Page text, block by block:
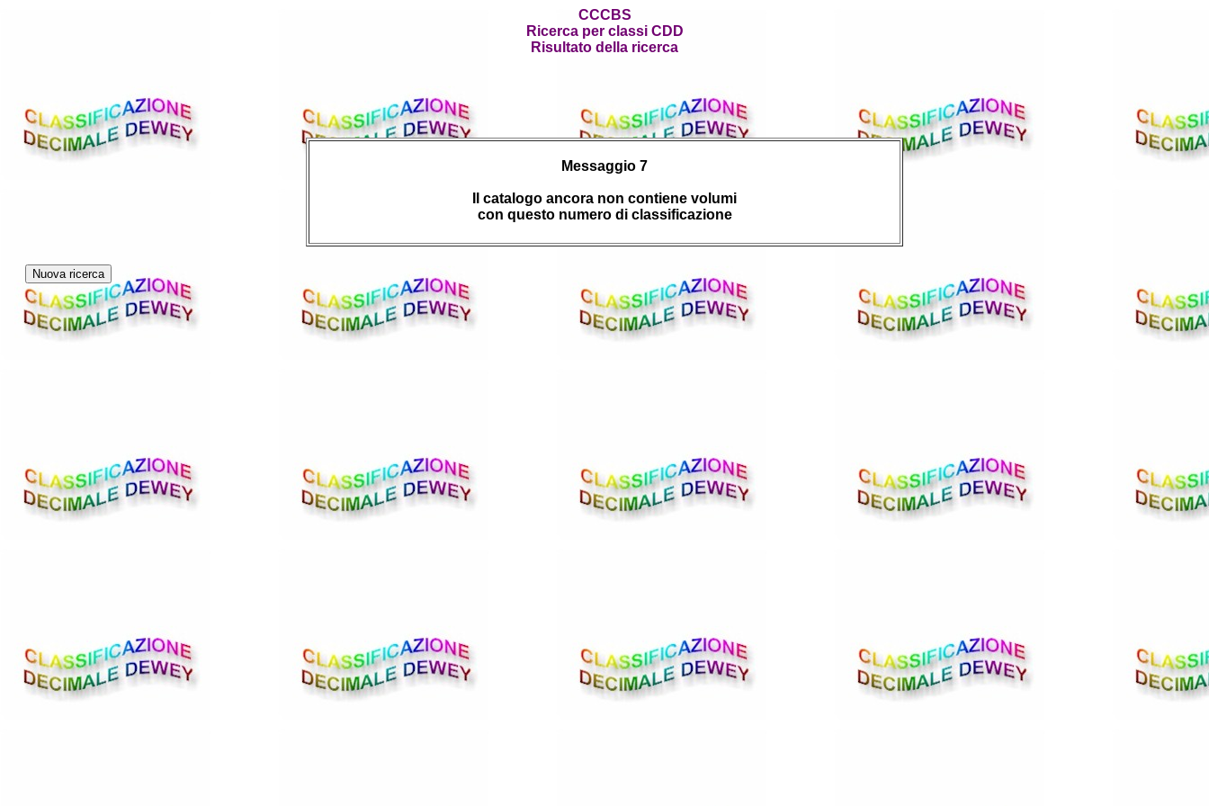
CCCBS
Ricerca per classi CDD
Risultato della ricerca
Messaggio 7
Il catalogo ancora non contiene volumi
con questo numero di classificazione